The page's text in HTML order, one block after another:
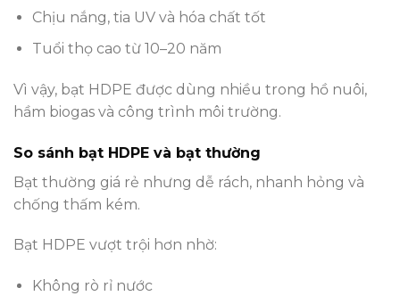
Chịu nắng, tia UV và hóa chất tốt
Tuổi thọ cao từ 10–20 năm
Vì vậy, bạt HDPE được dùng nhiều trong hồ nuôi,
hầm biogas và công trình môi trường.
So sánh bạt HDPE và bạt thường
Bạt thường giá rẻ nhưng dễ rách, nhanh hỏng và
chống thấm kém.
Bạt HDPE vượt trội hơn nhờ:
Không rò rỉ nước